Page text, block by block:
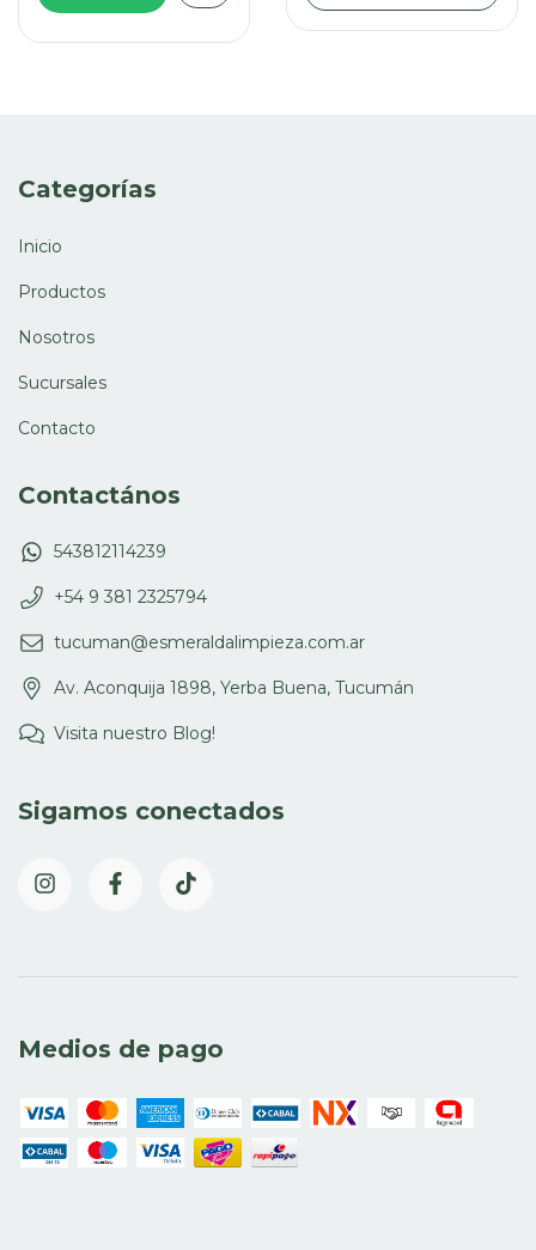
Categorías
Inicio
Productos
Nosotros
Sucursales
Contacto
Contactános
543812114239
+54 9 381 2325794
tucuman@esmeraldalimpieza.com.ar
Av. Aconquija 1898, Yerba Buena, Tucumán
Visita nuestro Blog!
Sigamos conectados
Medios de pago